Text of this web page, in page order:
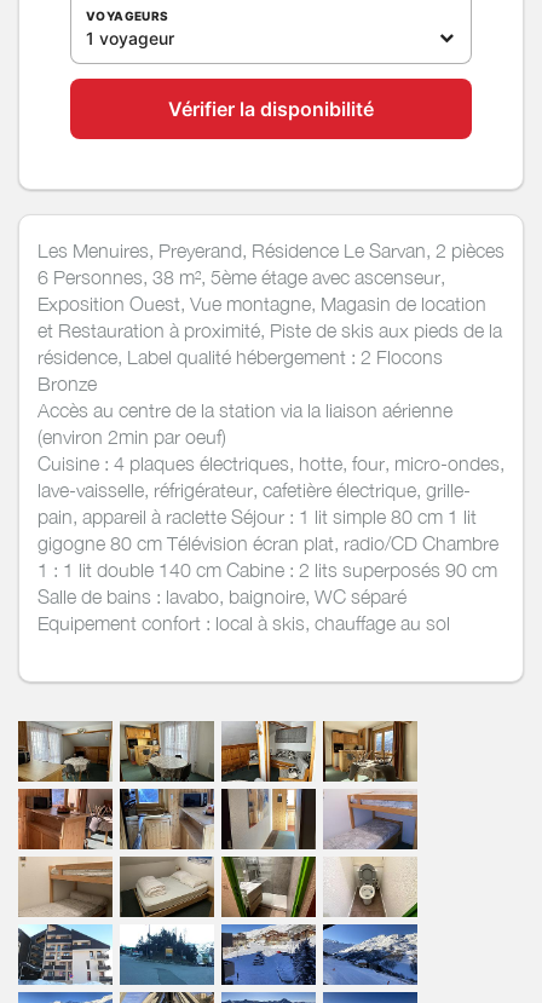
VOYAGEURS
1 voyageur
Vérifier la disponibilité
Les Menuires, Preyerand, Résidence Le Sarvan, 2 pièces
6 Personnes, 38 m², 5ème étage avec ascenseur,
Exposition Ouest, Vue montagne, Magasin de location
et Restauration à proximité, Piste de skis aux pieds de la
résidence, Label qualité hébergement : 2 Flocons
Bronze
Accès au centre de la station via la liaison aérienne
(environ 2min par oeuf)
Cuisine : 4 plaques électriques, hotte, four, micro-ondes,
lave-vaisselle, réfrigérateur, cafetière électrique, grille-
pain, appareil à raclette Séjour : 1 lit simple 80 cm 1 lit
gigogne 80 cm Télévision écran plat, radio/CD Chambre
1 : 1 lit double 140 cm Cabine : 2 lits superposés 90 cm
Salle de bains : lavabo, baignoire, WC séparé
Equipement confort : local à skis, chauffage au sol